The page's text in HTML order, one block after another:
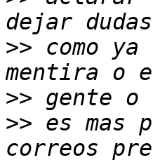
>> como
>>
>> es mas